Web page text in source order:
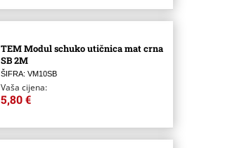
TEM Modul schuko utičnica mat crna
SB 2M
ŠIFRA: VM10SB
Vaša cijena:
5,80 €